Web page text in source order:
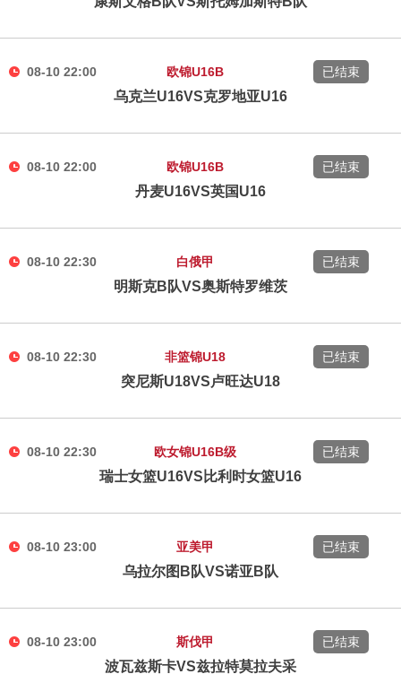
08-10 22:00 欧锦U16B
乌克兰U16VS克罗地亚U16
已结束
08-10 22:00 欧锦U16B
丹麦U16VS英国U16
已结束
08-10 22:30 白俄甲
明斯克B队VS奥斯特罗维茨
已结束
08-10 22:30 非篮锦U18
突尼斯U18VS卢旺达U18
已结束
08-10 22:30 欧女锦U16B级
瑞士女篮U16VS比利时女篮U16
已结束
08-10 23:00 亚美甲
乌拉尔图B队VS诺亚B队
已结束
08-10 23:00 斯伐甲
波瓦兹斯卡VS兹拉特莫拉夫采
已结束